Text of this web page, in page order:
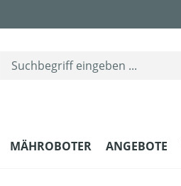
MÄHROBOTER ANGEBOTE